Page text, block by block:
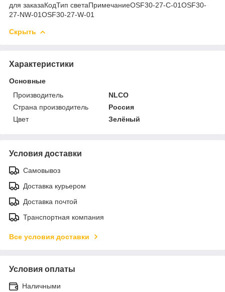
для заказаКодТип светаПримечаниеOSF30-27-C-01OSF30-
27-NW-01OSF30-27-W-01
Скрыть
Характеристики
Основные
Производитель
NLCO
Страна производитель
Россия
Цвет
Зелёный
Условия доставки
Самовывоз
Доставка курьером
Доставка почтой
Транспортная компания
Все условия доставки
Условия оплаты
Наличными